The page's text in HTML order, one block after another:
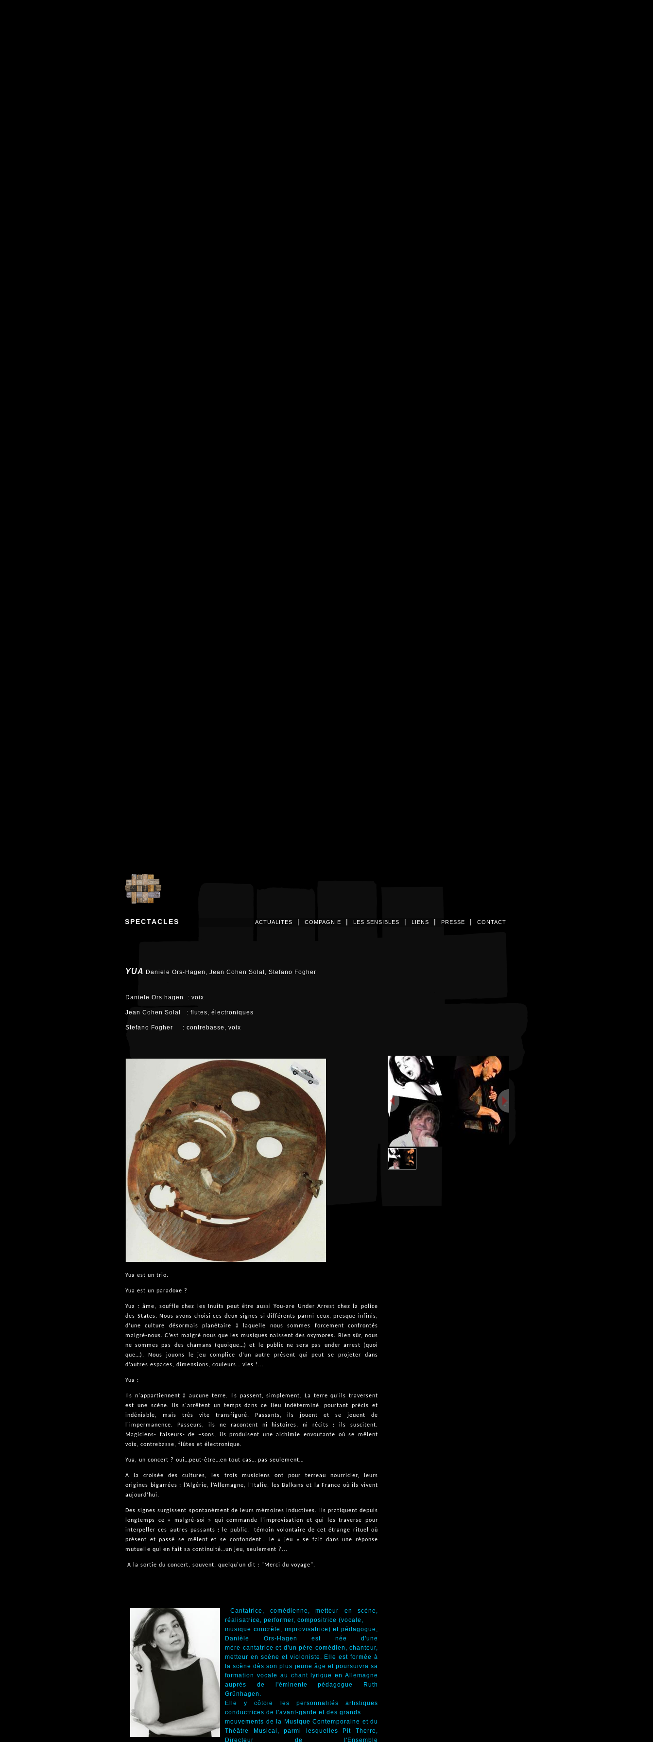
SPECTACLES ACTUALITES | COMPAGNIE | LES SENSIBLES | LIENS | PRESSE | CONTACT
YUA Daniele Ors-Hagen, Jean Cohen Solal, Stefano Fogher
Daniele Ors hagen : voix
Jean Cohen Solal : flutes, électroniques
Stefano Fogher : contrebasse, voix
Yua est un trio.
Yua est un paradoxe ?
Yua : âme, souffle chez les Inuits peut être aussi You-are Under Arrest chez la police
des States. Nous avons choisi ces deux signes si différents parmi ceux, presque infinis,
d’une culture désormais planétaire à laquelle nous sommes forcement confrontés
malgré-nous. C’est malgré nous que les musiques naissent des oxymores. Bien sûr, nous
ne sommes pas des chamans (quoique…) et le public ne sera pas under arrest (quoi
que…). Nous jouons le jeu complice d’un autre présent qui peut se projeter dans
d’autres espaces, dimensions, couleurs… vies !...
Yua :
Ils n'appartiennent à aucune terre. Ils passent, simplement. La terre qu’ils traversent
est une scène. Ils s'arrêtent un temps dans ce lieu indéterminé, pourtant précis et
indéniable, mais très vite transfiguré. Passants, ils jouent et se jouent de
l'impermanence. Passeurs, ils ne racontent ni histoires, ni récits : ils suscitent.
Magiciens- faiseurs- de –sons, ils produisent une alchimie envoutante où se mêlent
voix, contrebasse, flûtes et électronique.
Yua, un concert ? oui…peut-être…en tout cas… pas seulement…
A la croisée des cultures, les trois musiciens ont pour terreau nourricier, leurs
origines bigarrées : l’Algérie, l’Allemagne, l’Italie, les Balkans et la France où ils vivent
aujourd’hui.
Des signes surgissent spontanément de leurs mémoires inductives. Ils pratiquent depuis
longtemps ce « malgré-soi » qui commande l'improvisation et qui les traverse pour
interpeller ces autres passants : le public,
témoin volontaire de cet étrange rituel où
présent et passé se mêlent et se confondent… le « jeu » se fait dans une réponse
mutuelle qui en fait sa continuité…un jeu, seulement ?...
A la sortie du concert, souvent, quelqu'un dit : "Merci du voyage".
Cantatrice, comédienne, metteur en scène,
réalisatrice, performer, compositrice (vocale,
musique concrète, improvisatrice) et pédagogue,
Danièle Ors-Hagen est née d'une
mère cantatrice et d'un père comédien, chanteur,
metteur en scène et violoniste. Elle est formée à
la scène dès son plus jeune âge et poursuivra sa
formation vocale au chant lyrique en Allemagne
auprès de l'éminente pédagogue Ruth
Grünhagen.
Elle y côtoie les personnalités artistiques
conductrices de I'avant-garde et des grands
mouvements de la Musique Contemporaine et du
Théâtre Musical, parmi lesquelles Pit Therre,
Directeur de I'Ensemble